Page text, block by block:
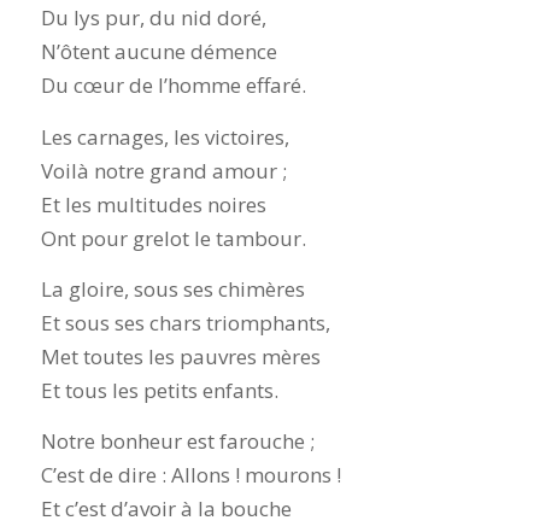
Du lys pur, du nid doré,
N’ôtent aucune démence
Du cœur de l’homme effaré.
Les carnages, les victoires,
Voilà notre grand amour ;
Et les multitudes noires
Ont pour grelot le tambour.
La gloire, sous ses chimères
Et sous ses chars triomphants,
Met toutes les pauvres mères
Et tous les petits enfants.
Notre bonheur est farouche ;
C’est de dire : Allons ! mourons !
Et c’est d’avoir à la bouche